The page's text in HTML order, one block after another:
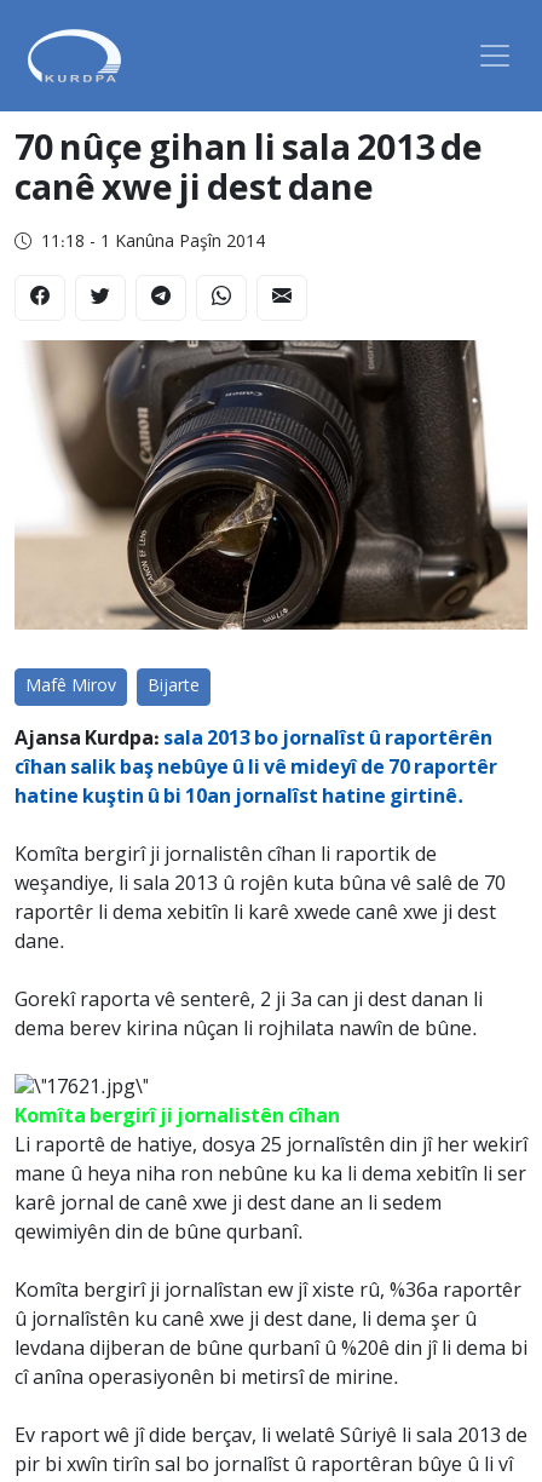
70 nûçe gihan li sala 2013 de
canê xwe ji dest dane
11:18 - 1 Kanûna Paşîn 2014
Mafê Mirov Bijarte
Ajansa Kurdpa: sala 2013 bo jornalîst û raportêrên
cîhan salik baş nebûye û li vê mideyî de 70 raportêr
hatine kuştin û bi 10an jornalîst hatine girtinê.
Komîta bergirî ji jornalistên cîhan li raportik de
weşandiye, li sala 2013 û rojên kuta bûna vê salê de 70
raportêr li dema xebitîn li karê xwede canê xwe ji dest
dane.
Gorekî raporta vê senterê, 2 ji 3a can ji dest danan li
dema berev kirina nûçan li rojhilata nawîn de bûne.
Komîta bergirî ji jornalistên cîhan
Li raportê de hatiye, dosya 25 jornalîstên din jî her wekirî
mane û heya niha ron nebûne ku ka li dema xebitîn li ser
karê jornal de canê xwe ji dest dane an li sedem
qewimiyên din de bûne qurbanî.
Komîta bergirî ji jornalîstan ew jî xiste rû, %36a raportêr
û jornalîstên ku canê xwe ji dest dane, li dema şer û
levdana dijberan de bûne qurbanî û %20ê din jî li dema bi
cî anîna operasiyonên bi metirsî de mirine.
Ev raport wê jî dide berçav, li welatê Sûriyê li sala 2013 de
pir bi xwîn tirîn sal bo jornalîst û raportêran bûye û li vî